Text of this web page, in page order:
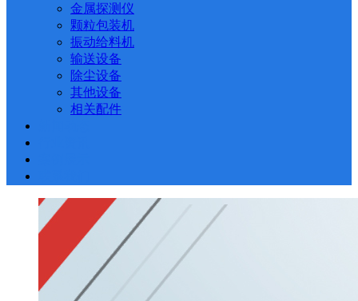
金属探测仪
颗粒包装机
振动给料机
输送设备
除尘设备
其他设备
相关配件